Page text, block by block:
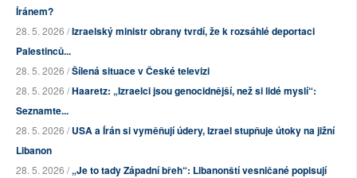
Íránem?
28. 5. 2026 /Izraelský ministr obrany tvrdí, že k rozsáhlé deportaci
Palestinců...
28. 5. 2026 /Šílená situace v České televizi
28. 5. 2026 /Haaretz: „Izraelci jsou genocidnější, než si lidé myslí“:
Seznamte...
28. 5. 2026 /USA a Írán si vyměňují údery, Izrael stupňuje útoky na jižní
Libanon
28. 5. 2026 /„Je to tady Západní břeh“: Libanonští vesničané popisují